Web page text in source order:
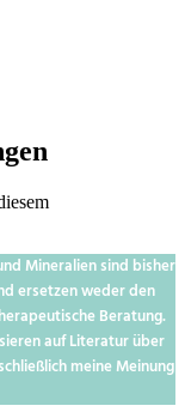
Mineralien sind bisher
ersetzen weder den
Beratung.
auf Literatur über
meine Meinung